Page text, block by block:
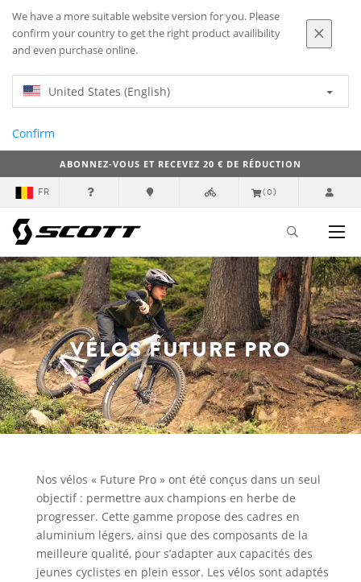
We have a more suitable website version for you. Please
confirm your country to get the right product availibility
and even purchase online.
United States (English)
Confirm
ABONNEZ-VOUS ET RECEVEZ 20 € DE RÉDUCTION
FR (0)
VÉLOS FUTURE PRO
Nos vélos « Future Pro » ont été conçus dans un seul
objectif : permettre aux champions en herbe de
progresser. Cette gamme propose des cadres en
aluminium légers, ainsi que des composants de la
meilleure qualité, pour s’adapter aux capacités des
jeunes cyclistes en plein essor. Les vélos sont adaptés